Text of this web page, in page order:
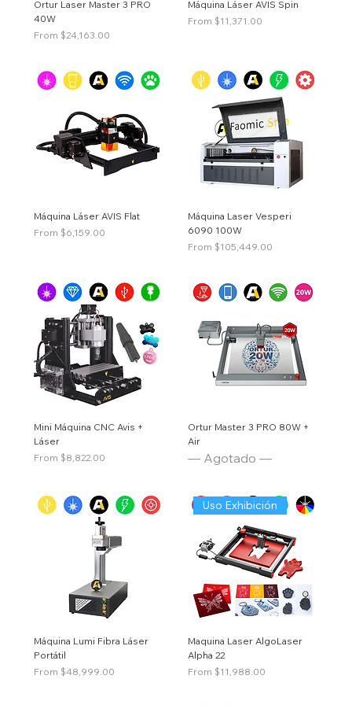
Ortur Laser Master 3 PRO
40W
Price
From $24,163.00
Máquina Láser AVIS Spin
Price
From $11,371.00
Máquina Láser AVIS Flat
Price
From $6,159.00
Máquina Laser Vesperi
6090 100W
Price
From $105,449.00
Mini Máquina CNC Avis +
Láser
Price
From $8,822.00
Ortur Master 3 PRO 80W +
Air
— Agotado —
Máquina Lumi Fibra Láser
Portátil
Price
From $48,999.00
Uso Exhibición
Maquina Laser AlgoLaser
Alpha 22
Price
From $11,988.00